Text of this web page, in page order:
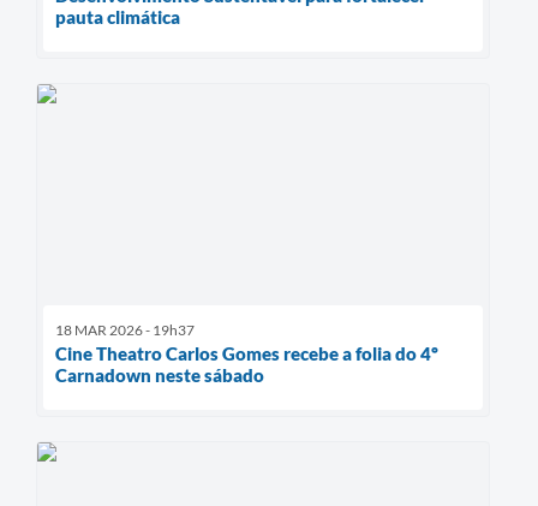
pauta climática
18 MAR 2026 - 19h37
Cine Theatro Carlos Gomes recebe a folia do 4º
Carnadown neste sábado